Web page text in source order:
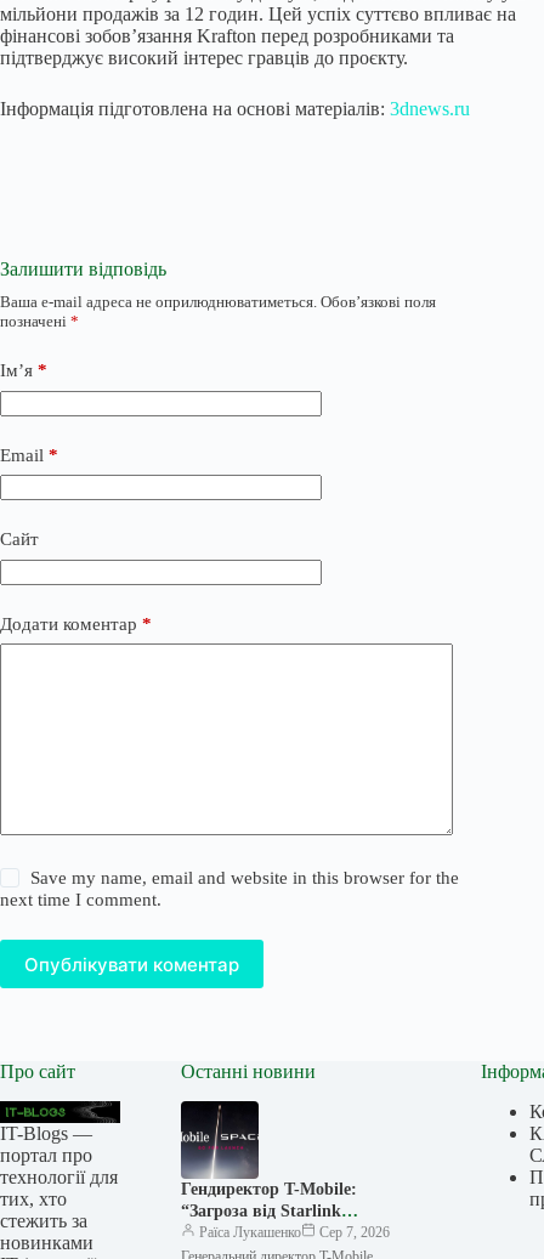
мільйони продажів за 12 годин. Цей успіх суттєво впливає на
фінансові зобов’язання Krafton перед розробниками та
підтверджує високий інтерес гравців до проєкту.
Інформація підготовлена на основі матеріалів: 3dnews.ru
Залишити відповідь
Ваша e-mail адреса не оприлюднюватиметься. Обов’язкові поля
позначені *
Ім’я *
Email *
Сайт
Додати коментар *
Save my name, email and website in this browser for the
next time I comment.
Опублікувати коментар
Про сайт
IT-Blogs —
портал про
технології для
тих, хто
стежить за
новинками
Останні новини
Гендиректор T-Mobile:
“Загроза від Starlink
перебільшена”, а вихід SpaceX
на ринок мобільних
Раїса Лукашенко
Сер 7, 2026